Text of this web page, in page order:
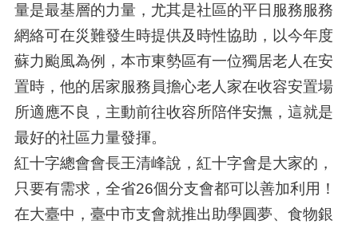
量是最基層的力量，尤其是社區的平日服務服務
網絡可在災難發生時提供及時性協助，以今年度
蘇力颱風為例，本市東勢區有一位獨居老人在安
置時，他的居家服務員擔心老人家在收容安置場
所適應不良，主動前往收容所陪伴安撫，這就是
最好的社區力量發揮。
紅十字總會會長王清峰說，紅十字會是大家的，
只要有需求，全省26個分支會都可以善加利用！
在大臺中，臺中市支會就推出助學圓夢、食物銀